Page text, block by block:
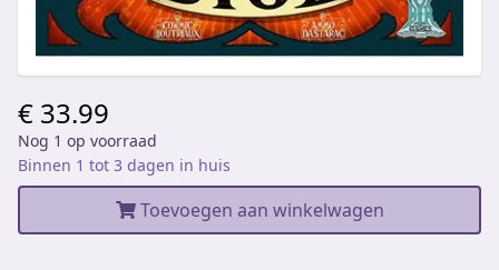
€ 33.99
Nog 1 op voorraad
Binnen 1 tot 3 dagen in huis
Toevoegen aan winkelwagen